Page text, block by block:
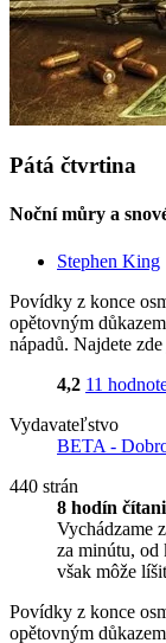
Pátá čtvrtina
Noční můry a
Stephen King
Povídky z konce
opětovným
nápadů. Najdete
4,2 11
Vydavateľstvo
BETA -
440 strán
8 hodín
Vychádzame
za minútu,
však môže
Povídky z konce
opětovným